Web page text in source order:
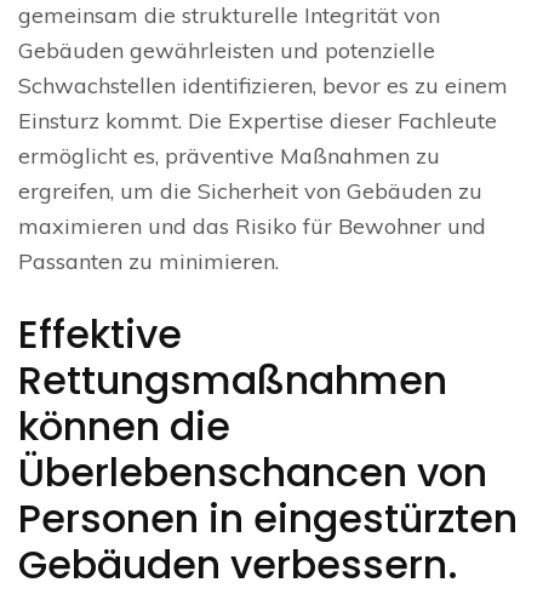
gemeinsam die strukturelle Integrität von
Gebäuden gewährleisten und potenzielle
Schwachstellen identifizieren, bevor es zu einem
Einsturz kommt. Die Expertise dieser Fachleute
ermöglicht es, präventive Maßnahmen zu
ergreifen, um die Sicherheit von Gebäuden zu
maximieren und das Risiko für Bewohner und
Passanten zu minimieren.
Effektive
Rettungsmaßnahmen
können die
Überlebenschancen von
Personen in eingestürzten
Gebäuden verbessern.